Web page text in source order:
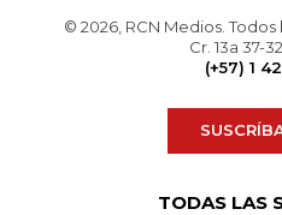
© 2026, RCN Medios.
Cr. 13a 37-
(+57) 1
TODAS LAS